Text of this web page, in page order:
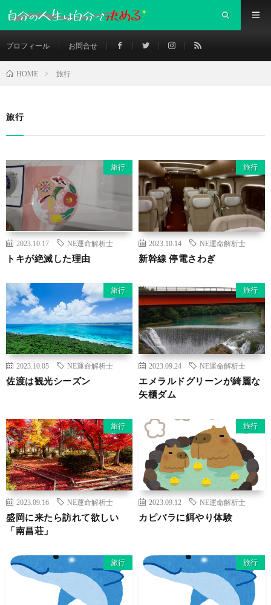
プロフィール お問合せ
HOME 旅行
旅行
旅行
2023.10.17 NE運命解析士
トキが絶滅した理由
旅行
2023.10.14 NE運命解析士
新幹線 停電さわぎ
旅行
2023.10.05 NE運命解析士
佐渡は観光シーズン
旅行
2023.09.24 NE運命解析士
エメラルドグリーンが綺麗な
矢櫃ダム
旅行
2023.09.16 NE運命解析士
盛岡に来たら訪れて欲しい
「南昌荘」
旅行
2023.09.12 NE運命解析士
カピバラに餌やり体験
旅行 旅行